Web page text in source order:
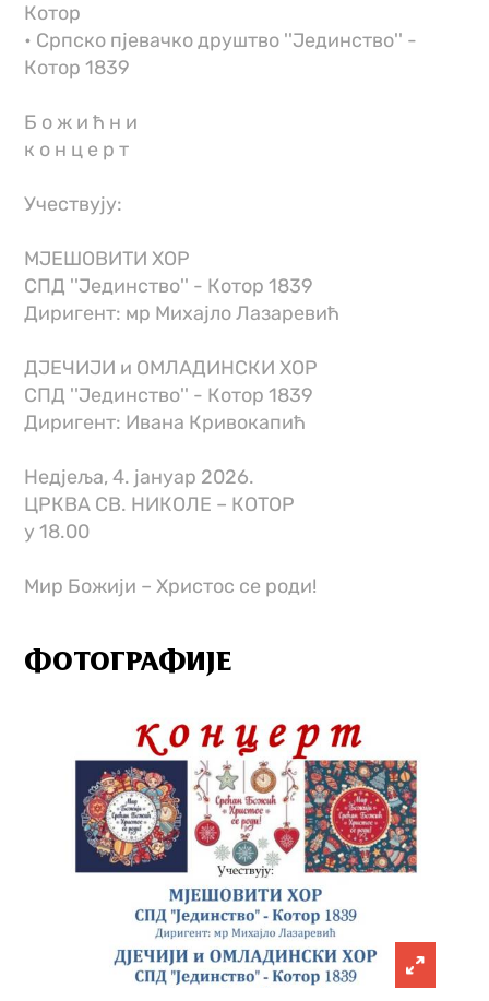
Котор
• Српско пјевачко друштво ''Јединство'' -
Котор 1839
Б о ж и ћ н и
к о н ц е р т
Учествују:
МЈЕШОВИТИ ХОР
СПД ''Јединство'' - Котор 1839
Диригент: мр Михајло Лазаревић
ДЈЕЧИЈИ и ОМЛАДИНСКИ ХОР
СПД ''Јединство'' - Котор 1839
Диригент: Ивана Кривокапић
Недјеља, 4. јануар 2026.
ЦРКВА СВ. НИКОЛЕ – КОТОР
у 18.00
Мир Божији – Христос се роди!
ФОТОГРАФИЈЕ